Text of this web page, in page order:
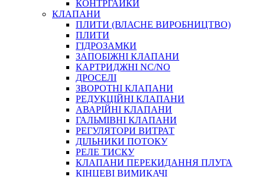
ХОМУТИ
ЧЕРВ`ЯЧНІ
ПРУЖИННІ
НЕЙЛОНОВІ
КОНТРГАЙКИ
КЛАПАНИ
ПЛИТИ (ВЛАСНЕ ВИРОБНИЦТВО)
ПЛИТИ
ГІДРОЗАМКИ
ЗАПОБІЖНІ КЛАПАНИ
КАРТРИДЖНІ NC/NO
ДРОСЕЛІ
ЗВОРОТНІ КЛАПАНИ
РЕДУКЦІЙНІ КЛАПАНИ
АВАРІЙНІ КЛАПАНИ
ГАЛЬМІВНІ КЛАПАНИ
РЕГУЛЯТОРИ ВИТРАТ
ДІЛЬНИКИ ПОТОКУ
РЕЛЕ ТИСКУ
КЛАПАНИ ПЕРЕКИДАННЯ ПЛУГА
КІНЦЕВІ ВИМИКАЧІ